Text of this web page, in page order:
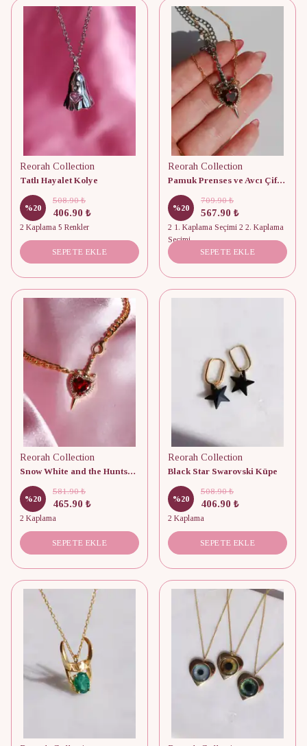
Reorah Collection
Tatlı Hayalet Kolye
%20
508.90 ₺
406.90 ₺
2 Kaplama 5 Renkler
SEPETE EKLE
Reorah Collection
Pamuk Prenses ve Avcı Çift Kolyesi
%20
709.90 ₺
567.90 ₺
2 1. Kaplama Seçimi 2 2. Kaplama
Seçimi
SEPETE EKLE
Reorah Collection
Snow White and the Huntsman Kalpli Kılıç Kolye
%20
581.90 ₺
465.90 ₺
2 Kaplama
SEPETE EKLE
Reorah Collection
Black Star Swarovski Küpe
%20
508.90 ₺
406.90 ₺
2 Kaplama
SEPETE EKLE